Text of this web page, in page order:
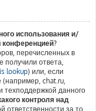
использования и/
конференцией?
перечисленных в
получили ответа,
lookup) или, если
chat.ru,
техподдержкой данного
контроля над
ответственности за то,